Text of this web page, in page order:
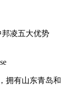
邦凌五大优势
拥有山东青岛和